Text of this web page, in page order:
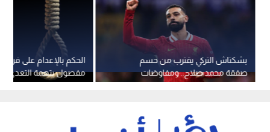
الحكم بالإعدام على
مفصول بتهمة التعدي
مصر
بشكتاش التركي يقترب من حسم
صفقة محمد صلاح.. ومفاوضات
حاسمة حول المزايا التجارية